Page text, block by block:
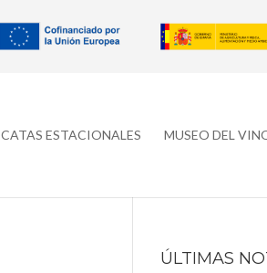
CATAS ESTACIONALES MUSEO DEL
ÚLTIMAS